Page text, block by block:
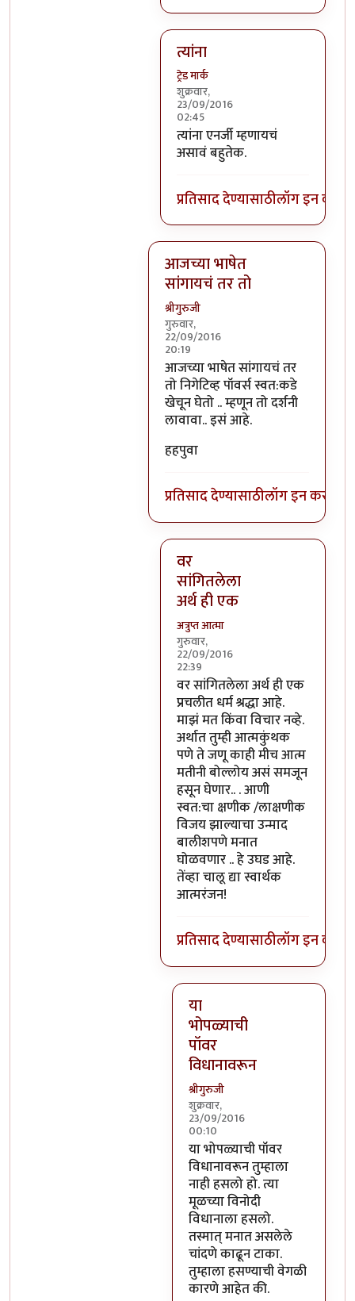
त्यांना
ट्रेड मार्क
शुक्रवार,
23/09/2016
02:45
In reply toनिगेटिव्ह पाॅवर्स?
त्यांना एनर्जी म्हणायचं
असावं बहुतेक.
प्रतिसाद देण्यासाठीलॉग इन करा
आजच्या भाषेत
सांगायचं तर तो
श्रीगुरुजी
गुरुवार,
22/09/2016
20:19
In reply toआजच्या भाषेत सांगायचं
आजच्या भाषेत सांगायचं तर
तो निगेटिव्ह पॉवर्स स्वत:कडे
खेचून घेतो .. म्हणून तो दर्शनी
लावावा.. इसं आहे.
हहपुवा
प्रतिसाद देण्यासाठीलॉग इन करा
वर
सांगितलेला
अर्थ ही एक
अत्रुप्त आत्मा
गुरुवार,
22/09/2016
22:39
In reply toआजच्या भाषेत सांगायचं
वर सांगितलेला अर्थ ही एक
प्रचलीत धर्म श्रद्धा आहे.
माझं मत किंवा विचार नव्हे.
अर्थात तुम्ही आत्मकुंथक
पणे ते जणू काही मीच आत्म
मतीनी बोल्लोय असं समजून
हसून घेणार.. . आणी
स्वत:चा क्षणीक /लाक्षणीक
विजय झाल्याचा उन्माद
बालीशपणे मनात
घोळवणार .. हे उघड आहे.
तेंव्हा चालू द्या स्वार्थक
आत्मरंजन!
प्रतिसाद देण्यासाठीलॉग इन करा
या
भोपळ्याची
पॉवर
विधानावरून
श्रीगुरुजी
शुक्रवार,
23/09/2016
00:10
In reply toवर सांगितलेला अर्थ
या भोपळ्याची पॉवर
विधानावरून तुम्हाला
नाही हसलो हो. त्या
मूळच्या विनोदी
विधानाला हसलो.
तस्मात् मनात असलेले
चांदणे काढून टाका.
तुम्हाला हसण्याची वेगळी
कारणे आहेत की.